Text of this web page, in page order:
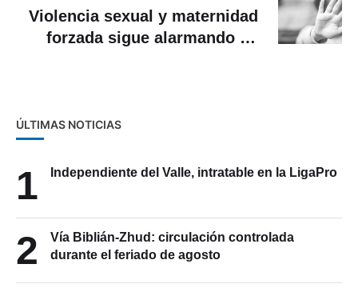
Violencia sexual y maternidad
forzada sigue alarmando en
ÚLTIMAS NOTICIAS
1 Independiente del Valle, intratable en la LigaPro
2
Vía Biblián-Zhud: circulación controlada
durante el feriado de agosto